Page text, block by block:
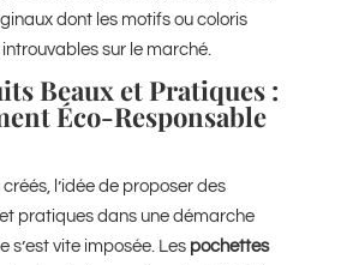
dont les motifs ou coloris
sur le marché.
Beaux et Pratiques :
Éco-Responsable
l’idée de proposer des
pratiques dans une démarche
s’est vite imposée. Les pochettes